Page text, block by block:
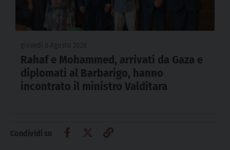
Rahaf e Mohammed, arrivati da Gaza e
diplomati al Barbarigo, hanno
incontrato il ministro Valditara
Condividi su